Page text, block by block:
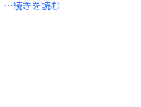
…続きを読む